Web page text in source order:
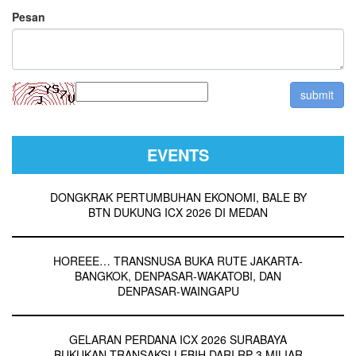
Pesan
EVENTS
DONGKRAK PERTUMBUHAN EKONOMI, BALE BY
BTN DUKUNG ICX 2026 DI MEDAN
HOREEE… TRANSNUSA BUKA RUTE JAKARTA-
BANGKOK, DENPASAR-WAKATOBI, DAN
DENPASAR-WAINGAPU
GELARAN PERDANA ICX 2026 SURABAYA